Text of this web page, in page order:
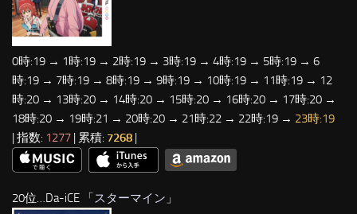
0時:19 → 1時:19 → 2時:19 → 3時:19 → 4時:19 → 5時:19 → 6
時:19 → 7時:19 → 8時:19 → 9時:19 → 10時:19 → 11時:19 → 12
時:20 → 13時:20 → 14時:20 → 15時:20 → 16時:20 → 17時:20 →
18時:20 → 19時:21 → 20時:20 → 21時:22 → 22時:19 → 23時:19
| 指数: 1277 | 累積: 7268 |
20位…Da-iCE 「スターマイン 」